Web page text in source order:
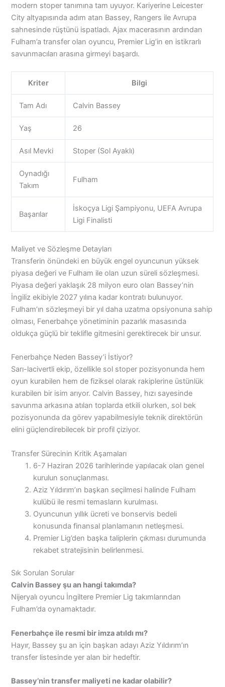
modern stoper tanımına tam uyuyor. Kariyerine Leicester
City altyapısında adım atan Bassey, Rangers ile Avrupa
sahnesinde rüştünü ispatladı. Ajax macerasının ardından
Fulham’a transfer olan oyuncu, Premier Lig’in en istikrarlı
savunmacıları arasına girmeyi başardı.
Kriter Bilgi
Tam Adı Calvin Bassey
Yaş 26
Asıl Mevki Stoper (Sol Ayaklı)
Oynadığı
Takım
Fulham
Başarılar
İskoçya Ligi Şampiyonu, UEFA Avrupa
Ligi Finalisti
Maliyet ve Sözleşme Detayları
Transferin önündeki en büyük engel oyuncunun yüksek
piyasa değeri ve Fulham ile olan uzun süreli sözleşmesi.
Piyasa değeri yaklaşık 28 milyon euro olan Bassey’nin
İngiliz ekibiyle 2027 yılına kadar kontratı bulunuyor.
Fulham’ın sözleşmeyi bir yıl daha uzatma opsiyonuna sahip
olması, Fenerbahçe yönetiminin pazarlık masasında
oldukça güçlü bir teklifle gitmesini gerektirecek bir unsur.
Fenerbahçe Neden Bassey’i İstiyor?
Sarı-lacivertli ekip, özellikle sol stoper pozisyonunda hem
oyun kurabilen hem de fiziksel olarak rakiplerine üstünlük
kurabilen bir isim arıyor. Calvin Bassey, hızı sayesinde
savunma arkasına atılan toplarda etkili olurken, sol bek
pozisyonunda da görev yapabilmesiyle teknik direktörün
elini güçlendirebilecek bir profil çiziyor.
Transfer Sürecinin Kritik Aşamaları
6-7 Haziran 2026 tarihlerinde yapılacak olan genel
kurulun sonuçlanması.
Aziz Yıldırım’ın başkan seçilmesi halinde Fulham
kulübü ile resmi temasların kurulması.
Oyuncunun yıllık ücreti ve bonservis bedeli
konusunda finansal planlamanın netleşmesi.
Premier Lig’den başka taliplerin çıkması durumunda
rekabet stratejisinin belirlenmesi.
Sık Sorulan Sorular
Calvin Bassey şu an hangi takımda?
Nijeryalı oyuncu İngiltere Premier Lig takımlarından
Fulham’da oynamaktadır.
Fenerbahçe ile resmi bir imza atıldı mı?
Hayır, Bassey şu an için başkan adayı Aziz Yıldırım’ın
transfer listesinde yer alan bir hedeftir.
Bassey’nin transfer maliyeti ne kadar olabilir?